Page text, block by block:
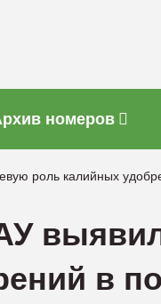
номеров
роль калийных
в